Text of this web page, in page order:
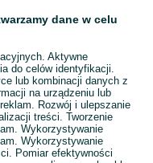
dane w celu
Aktywne
do celów identyfikacji.
lub kombinacji danych z
na urządzeniu lub
Rozwój i ulepszanie
treści. Tworzenie
Wykorzystywanie
Wykorzystywanie
Pomiar efektywności